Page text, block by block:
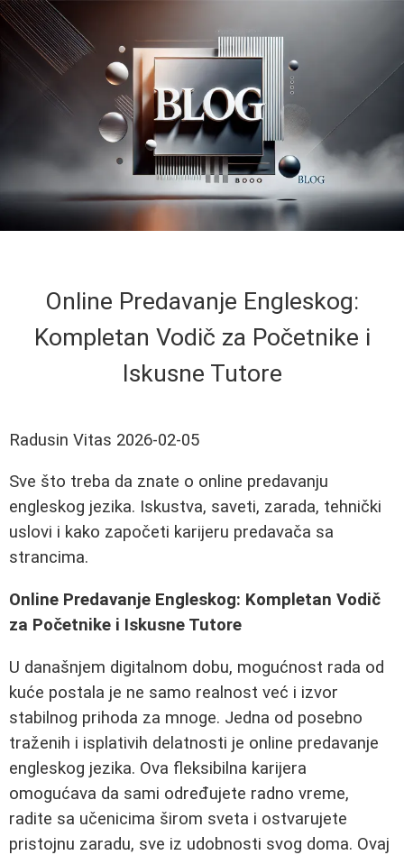
Online Predavanje Engleskog:
Kompletan Vodič za Početnike i
Iskusne Tutore
Radusin Vitas 2026-02-05
Sve što treba da znate o online predavanju
engleskog jezika. Iskustva, saveti, zarada, tehnički
uslovi i kako započeti karijeru predavača sa
strancima.
Online Predavanje Engleskog: Kompletan Vodič
za Početnike i Iskusne Tutore
U današnjem digitalnom dobu, mogućnost rada od
kuće postala je ne samo realnost već i izvor
stabilnog prihoda za mnoge. Jedna od posebno
traženih i isplativih delatnosti je online predavanje
engleskog jezika. Ova fleksibilna karijera
omogućava da sami određujete radno vreme,
radite sa učenicima širom sveta i ostvarujete
pristojnu zaradu, sve iz udobnosti svog doma. Ovaj